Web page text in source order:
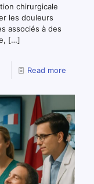
chirurgicale
les douleurs
associés à des
[…]
Read more